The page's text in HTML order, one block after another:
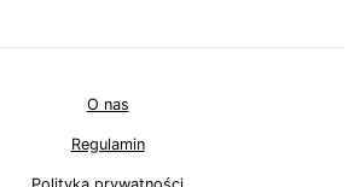
O nas
Regulamin